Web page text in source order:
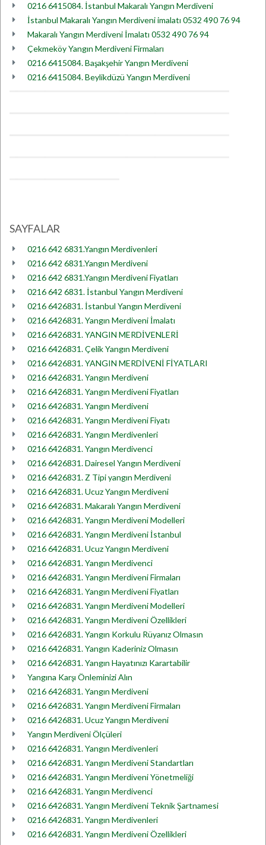
0216 6415084. İstanbul Makaralı Yangın Merdiveni
İstanbul Makaralı Yangın Merdiveni imalatı 0532 490 76 94
Makaralı Yangın Merdiveni İmalatı 0532 490 76 94
Çekmeköy Yangın Merdiveni Firmaları
0216 6415084. Başakşehir Yangın Merdiveni
0216 6415084. Beylikdüzü Yangın Merdiveni
SAYFALAR
0216 642 6831.Yangın Merdivenleri
0216 642 6831.Yangın Merdiveni
0216 642 6831.Yangın Merdiveni Fiyatları
0216 642 6831. İstanbul Yangın Merdiveni
0216 6426831. İstanbul Yangın Merdiveni
0216 6426831. Yangın Merdiveni İmalatı
0216 6426831. YANGIN MERDİVENLERİ
0216 6426831. Çelik Yangın Merdiveni
0216 6426831. YANGIN MERDİVENİ FİYATLARI
0216 6426831. Yangın Merdiveni
0216 6426831. Yangın Merdiveni Fiyatları
0216 6426831. Yangın Merdiveni
0216 6426831. Yangın Merdiveni Fiyatı
0216 6426831. Yangın Merdivenleri
0216 6426831. Yangın Merdivenci
0216 6426831. Dairesel Yangın Merdiveni
0216 6426831. Z Tipi yangın Merdiveni
0216 6426831. Ucuz Yangın Merdiveni
0216 6426831. Makaralı Yangın Merdiveni
0216 6426831. Yangın Merdiveni Modelleri
0216 6426831. Yangın Merdiveni İstanbul
0216 6426831. Ucuz Yangın Merdiveni
0216 6426831. Yangın Merdivenci
0216 6426831. Yangın Merdiveni Firmaları
0216 6426831. Yangın Merdiveni Fiyatları
0216 6426831. Yangın Merdiveni Modelleri
0216 6426831. Yangın Merdiveni Özellikleri
0216 6426831. Yangın Korkulu Rüyanız Olmasın
0216 6426831. Yangın Kaderiniz Olmasın
0216 6426831. Yangın Hayatınızı Karartabilir
Yangına Karşı Önleminizi Alın
0216 6426831. Yangın Merdiveni
0216 6426831. Yangın Merdiveni Firmaları
0216 6426831. Ucuz Yangın Merdiveni
Yangın Merdiveni Ölçüleri
0216 6426831. Yangın Merdivenleri
0216 6426831. Yangın Merdiveni Standartları
0216 6426831. Yangın Merdiveni Yönetmeliği
0216 6426831. Yangın Merdivenci
0216 6426831. Yangın Merdiveni Teknik Şartnamesi
0216 6426831. Yangın Merdivenleri
0216 6426831. Yangın Merdiveni Özellikleri